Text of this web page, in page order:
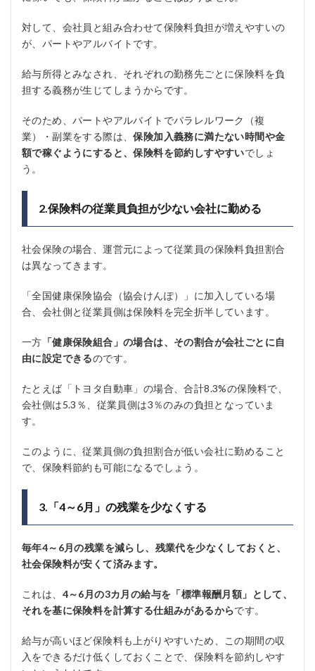
対して、会社員と組み合わせて保険料負担が増えやすいの
が、パートやアルバイトです。
給与所得とみなされ、それぞれの勤務先ごとに保険料を負
担する義務が生じてしまうからです。
そのため、パートやアルバイトでパラレルワーク（複
業）・副業をする際は、保険加入義務に満たない時間や金
額で稼ぐようにすると、保険料を節約しすやすいでしょ
う。
2.保険料の従業員負担が少ない会社に勤める
社会保険の場合、運営元によって従業員の保険料負担割合
は異なってきます。
「全国健康保険協会（協会けんぽ）」に加入している場
合、会社側と従業員側は保険料を完全折半しています。
一方 「健康保険組合」の場合は、その割合が会社ごとに自
由に設定できるのです。
たとえば「トヨタ自動車」の場合、合計8.3%の保険料で、
会社側は5.3％、従業員側は3％のみの負担となっていま
す。
このように、従業員側の負担割合が低い会社に勤めること
で、保険料節約も可能になるでしょう。
3.「4～6月」の残業を少なくする
毎年4～6月の残業を減らし、残業代を少なくしておくと、
社会保険料が安くて済みます。
これは、 4～6月の3カ月の給与を「標準報酬月額」として、
それを基に保険料を計算する仕組みがあるからです。
給与が高いほど保険料も上がりやすいため、この期間の収
入をできるだけ低くしておくことで、保険料を節約しやす